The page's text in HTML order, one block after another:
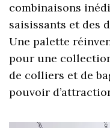
combinaisons
saisissants et des
Une palette
pour une
de colliers et de
pouvoir